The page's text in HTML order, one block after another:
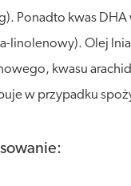
Ponadto kwas DHA
linolenowy). Olej
kwasu
w przypadku